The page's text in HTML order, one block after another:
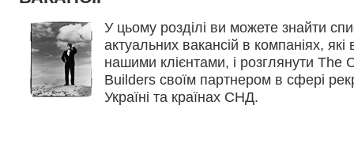
У цьому розділі ви можете знайти
актуальних вакансій в компаніях,
нашими клієнтами, і розглянути The
Builders своїм партнером в сфері
Україні та країнах СНД.